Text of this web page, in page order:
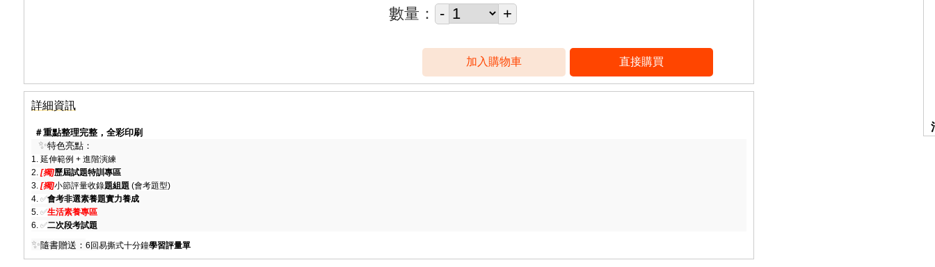
數量：
詳細資訊
＃重點整理完整，全彩印刷
✨特色亮點：
1. 延伸範例 + 進階演練
2. [獨]歷屆試題特訓專區
3. [獨]小節評量收錄題組題 (會考題型)
4. ✅會考非選素養題實力養成
5. ✅生活素養專區
6. ✅二次段考試題
✨隨書贈送： 6回易撕式十分鐘學習評量單